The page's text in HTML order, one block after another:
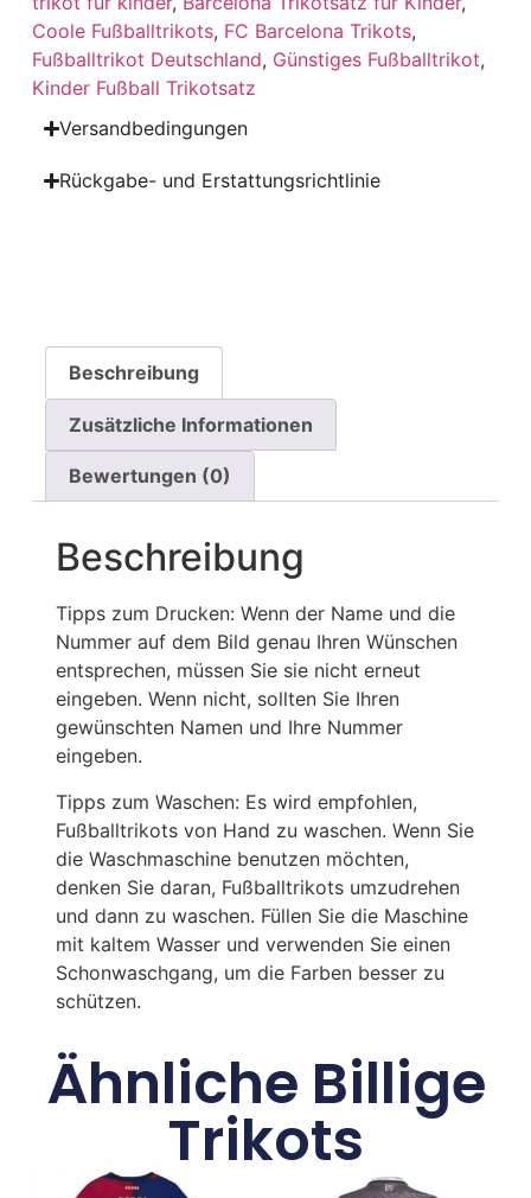
Coole Fußballtrikots, FC Barcelona Trikots,
Fußballtrikot Deutschland, Günstiges Fußballtrikot,
Kinder Fußball Trikotsatz
Versandbedingungen
Rückgabe- und Erstattungsrichtlinie
Beschreibung
Zusätzliche Informationen
Bewertungen (0)
Beschreibung
Tipps zum Drucken: Wenn der Name und die
Nummer auf dem Bild genau Ihren Wünschen
entsprechen, müssen Sie sie nicht erneut
eingeben. Wenn nicht, sollten Sie Ihren
gewünschten Namen und Ihre Nummer
eingeben.
Tipps zum Waschen: Es wird empfohlen,
Fußballtrikots von Hand zu waschen. Wenn Sie
die Waschmaschine benutzen möchten,
denken Sie daran, Fußballtrikots umzudrehen
und dann zu waschen. Füllen Sie die Maschine
mit kaltem Wasser und verwenden Sie einen
Schonwaschgang, um die Farben besser zu
schützen.
Ähnliche Billige
Trikots